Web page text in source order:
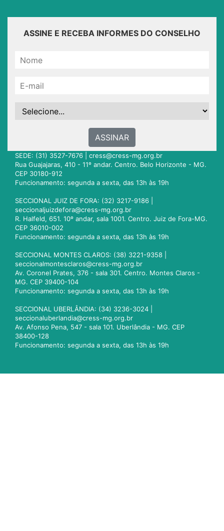
ASSINE E RECEBA INFORMES DO CONSELHO
ASSINAR
SEDE: (31) 3527-7676 | cress@cress-mg.org.br
Rua Guajajaras, 410 - 11º andar. Centro. Belo Horizonte - MG.
CEP 30180-912
Funcionamento: segunda a sexta, das 13h às 19h
SECCIONAL JUIZ DE FORA: (32) 3217-9186 |
seccionaljuizdefora@cress-mg.org.br
R. Halfeld, 651. 10º andar, sala 1001. Centro. Juiz de Fora-MG.
CEP 36010-002
Funcionamento: segunda a sexta, das 13h às 19h
SECCIONAL MONTES CLAROS: (38) 3221-9358 |
seccionalmontesclaros@cress-mg.org.br
Av. Coronel Prates, 376 - sala 301. Centro. Montes Claros -
MG. CEP 39400-104
Funcionamento: segunda a sexta, das 13h às 19h
SECCIONAL UBERLÂNDIA: (34) 3236-3024 |
seccionaluberlandia@cress-mg.org.br
Av. Afonso Pena, 547 - sala 101. Uberlândia - MG. CEP
38400-128
Funcionamento: segunda a sexta, das 13h às 19h